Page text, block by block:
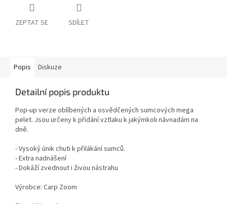
ZEPTAT SE SDÍLET
Popis Diskuze
Detailní popis produktu
Pop-up verze oblíbených a osvědčených sumcových mega
pelet. Jsou určeny k přidání vztlaku k jakýmkoli návnadám na
dně.
- Vysoký únik chuti k přilákání sumců.
- Extra nadnášení
- Dokáží zvednout i živou nástrahu
Výrobce: Carp Zoom